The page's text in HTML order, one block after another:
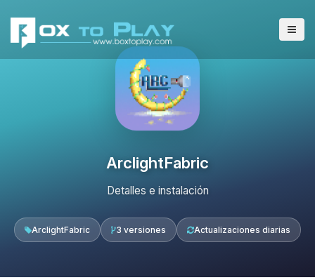
ArclightFabric
Detalles e instalación
ArclightFabric 3 versiones Actualizaciones diarias